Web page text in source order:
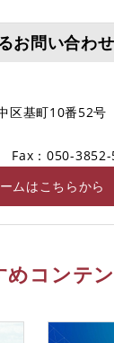
お問い合わ
区基町10番52号
Fax：050-
ムはこちらから
めコンテ